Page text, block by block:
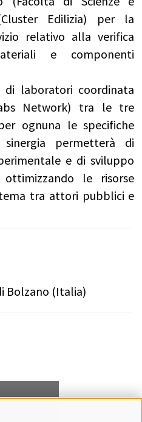
Edilizia) per la
relativo alla verifica
e componenti
laboratori coordinata
Network) tra le tre
ognuna le specifiche
sinergia permetterà di
e di sviluppo
le risorse
tra attori pubblici e
Bolzano (Italia)